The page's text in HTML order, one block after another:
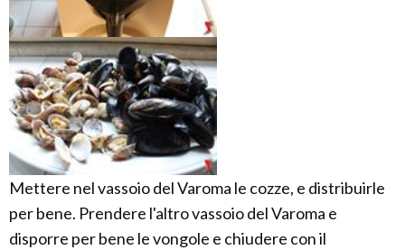
Mettere nel vassoio del Varoma le cozze, e distribuirle
per bene. Prendere l'altro vassoio del Varoma e
disporre per bene le vongole e chiudere con il